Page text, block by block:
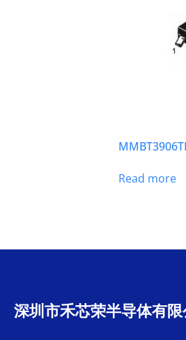
Read more
深圳市禾芯荣半导体有限